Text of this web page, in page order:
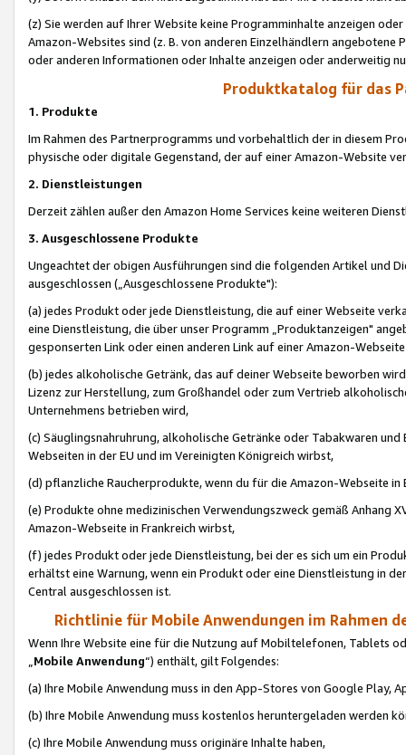
(z) Sie werden auf Ihrer Website keine Programminhalte anzeigen
Amazon-Websites sind (z. B. von anderen Einzelhändlern
oder anderen Informationen oder Inhalte anzeigen oder anderweitig
Produktkatalog für das
1. Produkte
Im Rahmen des Partnerprogramms und vorbehaltlich der in diesem
physische oder digitale Gegenstand, der auf einer Amazon-Website
2. Dienstleistungen
Derzeit zählen außer den Amazon Home Services keine weiteren
3. Ausgeschlossene Produkte
Ungeachtet der obigen Ausführungen sind die folgenden Artikel und
ausgeschlossen („Ausgeschlossene Produkte"):
(a) jedes Produkt oder jede Dienstleistung, die auf einer Webseite
eine Dienstleistung, die über unser Programm „Produktanzeigen"
gesponserten Link oder einen anderen Link auf einer Amazon-
(b) jedes alkoholische Getränk, das auf deiner Webseite beworben
Lizenz zur Herstellung, zum Großhandel oder zum Vertrieb
Unternehmens betrieben wird,
(c) Säuglingsnahruhrung, alkoholische Getränke oder Tabakwaren
Webseiten in der EU und im Vereinigten Königreich wirbst,
(d) pflanzliche Raucherprodukte, wenn du für die Amazon-Webseite in
(e) Produkte ohne medizinischen Verwendungszweck gemäß Anhang
Amazon-Webseite in Frankreich wirbst,
(f) jedes Produkt oder jede Dienstleistung, bei der es sich um ein
erhältst eine Warnung, wenn ein Produkt oder eine Dienstleistung in
Central ausgeschlossen ist.
Richtlinie für Mobile Anwendungen im Rahmen
Wenn Ihre Website eine für die Nutzung auf Mobiltelefonen, Tablets
„Mobile Anwendung“) enthält, gilt Folgendes:
(a) Ihre Mobile Anwendung muss in den App-Stores von Google Play,
(b) Ihre Mobile Anwendung muss kostenlos heruntergeladen werden
(c) Ihre Mobile Anwendung muss originäre Inhalte haben,